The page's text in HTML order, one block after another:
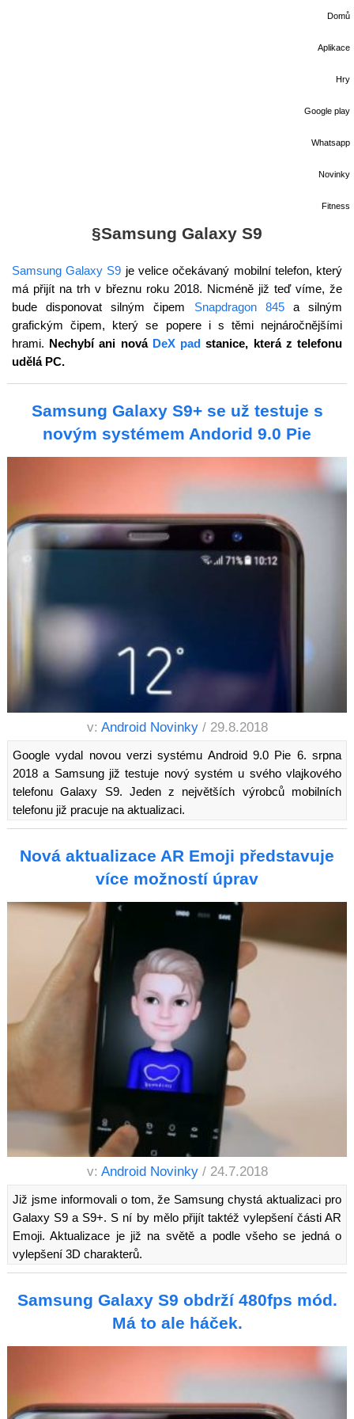
Domů
Aplikace
Hry
Google play
Whatsapp
Novinky
Fitness
§Samsung Galaxy S9
Samsung Galaxy S9 je velice očekávaný mobilní telefon, který
má přijít na trh v březnu roku 2018. Nicméně již teď víme, že
bude disponovat silným čipem Snapdragon 845a silným
grafickým čipem, který se popere i s těmi nejnáročnějšími
hrami. Nechybí ani nová DeX pad stanice, která z telefonu
udělá PC.
Samsung Galaxy S9+ se už testuje s
novým systémem Andorid 9.0 Pie
v: Android Novinky / 29.8.2018
Google vydal novou verzi systému Android 9.0 Pie 6. srpna
2018 a Samsung již testuje nový systém u svého vlajkového
telefonu Galaxy S9. Jeden z největších výrobců mobilních
telefonu již pracuje na aktualizaci.
Nová aktualizace AR Emoji představuje
více možností úprav
v: Android Novinky / 24.7.2018
Již jsme informovali o tom, že Samsung chystá aktualizaci pro
Galaxy S9 a S9+. S ní by mělo přijít taktéž vylepšení části AR
Emoji. Aktualizace je již na světě a podle všeho se jedná o
vylepšení 3D charakterů.
Samsung Galaxy S9 obdrží 480fps mód.
Má to ale háček.